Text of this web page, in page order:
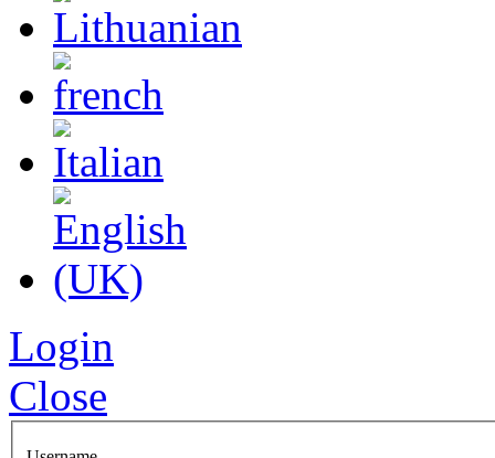
Login
Close